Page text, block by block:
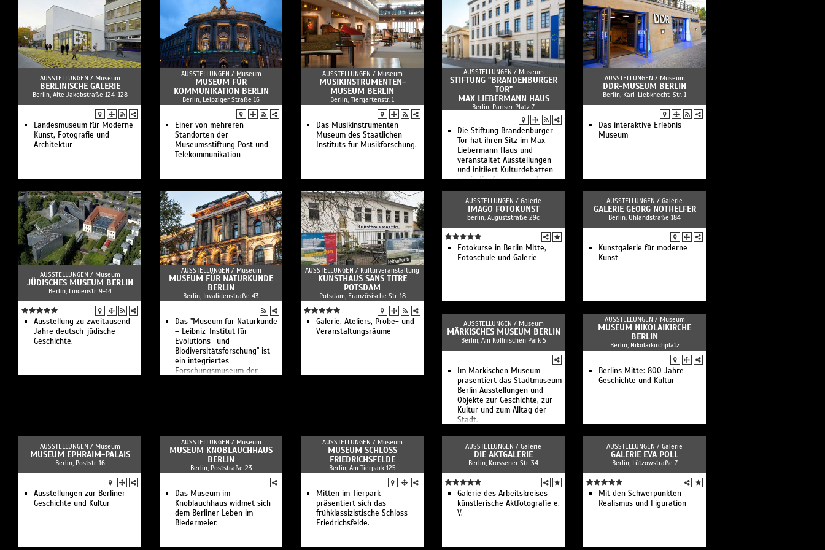
Perspektiven in der unmittelbaren Zeit nach dem
Krieg oft unerwähnt oder nur angedeutet. Einige
Geschichten fehlen bis heute. Uns ist es ein
Anliegen, dem entgegenzuwirken.
Die Filmreihe ist Teil der stadtweiten Themenwoche
80 Jahre Kriegsende auf Initiative und gefördert
vom Land Berlin, realisiert von Kulturprojekte Berlin
mit zahlreichen Partner:innen.
Wie weiter in einer Welt, die stets Umbrüche erlebt
und wenig Raum für das Innehalten bietet?
AUSSTELLUNGEN / Museum
BERLINISCHE GALERIE
Berlin, Alte Jakobstraße 124-128
Landesmuseum für Moderne
Kunst, Fotografie und
Architektur
AUSSTELLUNGEN / Museum
MUSEUM FÜR
KOMMUNIKATION BERLIN
Berlin, Leipziger Straße 16
Einer von mehreren
Standorten der
Museumsstiftung Post und
Telekommunikation
AUSSTELLUNGEN / Museum
MUSIKINSTRUMENTEN-
MUSEUM BERLIN
Berlin, Tiergartenstr. 1
Das Musikinstrumenten-
Museum des Staatlichen
Instituts für Musikforschung.
AUSSTELLUNGEN / Museum
STIFTUNG "BRANDENBURGER
TOR"
MAX LIEBERMANN HAUS
Berlin, Pariser Platz 7
Die Stiftung Brandenburger
Tor hat ihren Sitz im Max
Liebermann Haus und
veranstaltet Ausstellungen
und initiiert Kulturdebatten
sowie Konferenzen und
Projekte.
AUSSTELLUNGEN / Museum
DDR-MUSEUM BERLIN
Berlin, Karl-Liebknecht-Str. 1
Das interaktive Erlebnis-
Museum
AUSSTELLUNGEN / Museum
JÜDISCHES MUSEUM BERLIN
Berlin, Lindenstr. 9-14
Ausstellung zu zweitausend
Jahre deutsch-jüdische
Geschichte.
AUSSTELLUNGEN / Museum
MUSEUM FÜR NATURKUNDE
BERLIN
Berlin, Invalidenstraße 43
Das "Museum für Naturkunde
– Leibniz-Institut für
Evolutions- und
Biodiversitätsforschung" ist
ein integriertes
Forschungsmuseum der
AUSSTELLUNGEN / Kulturveranstaltung
KUNSTHAUS SANS TITRE
POTSDAM
Potsdam, Französische Str. 18
Galerie, Ateliers, Probe- und
Veranstaltungsräume
AUSSTELLUNGEN / Galerie
IMAGO FOTOKUNST
berlin, Auguststraße 29c
Fotokurse in Berlin Mitte,
Fotoschule und Galerie
AUSSTELLUNGEN / Galerie
GALERIE GEORG NOTHELFER
Berlin, Uhlandstraße 184
Kunstgalerie für moderne
Kunst
AUSSTELLUNGEN / Museum
MÄRKISCHES MUSEUM BERLIN
Berlin, Am Köllnischen Park 5
Im Märkischen Museum
präsentiert das Stadtmuseum
Berlin Ausstellungen und
Objekte zur Geschichte, zur
Kultur und zum Alltag der
Stadt.
AUSSTELLUNGEN / Museum
MUSEUM NIKOLAIKIRCHE
BERLIN
Berlin, Nikolaikirchplatz
Berlins Mitte: 800 Jahre
Geschichte und Kultur
AUSSTELLUNGEN / Museum
MUSEUM EPHRAIM-PALAIS
Berlin, Poststr. 16
Ausstellungen zur Berliner
Geschichte und Kultur
AUSSTELLUNGEN / Museum
MUSEUM KNOBLAUCHHAUS
BERLIN
Berlin, Poststraße 23
Das Museum im
Knoblauchhaus widmet sich
dem Berliner Leben im
Biedermeier.
AUSSTELLUNGEN / Museum
MUSEUM SCHLOSS
FRIEDRICHSFELDE
Berlin, Am Tierpark 125
Mitten im Tierpark
präsentiert sich das
frühklassizistische Schloss
Friedrichsfelde.
AUSSTELLUNGEN / Galerie
DIE AKTGALERIE
Berlin, Krossener Str. 34
Galerie des Arbeitskreises
künstlerische Aktfotografie e.
V.
AUSSTELLUNGEN / Galerie
GALERIE EVA POLL
Berlin, Lützowstraße 7
Mit den Schwerpunkten
Realismus und Figuration